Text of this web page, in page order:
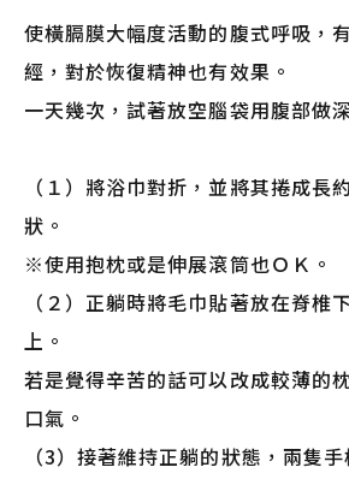
使橫膈膜大幅度活動的腹式呼吸，
經，對於恢復精神也有效果。
一天幾次，試著放空腦袋用腹部做
（１）將浴巾對折，並將其捲成長
狀。
※使用抱枕或是伸展滾筒也ＯＫ。
（２）正躺時將毛巾貼著放在脊椎
上。
若是覺得辛苦的話可以改成較薄的
口氣。
（3）接著維持正躺的狀態，兩隻